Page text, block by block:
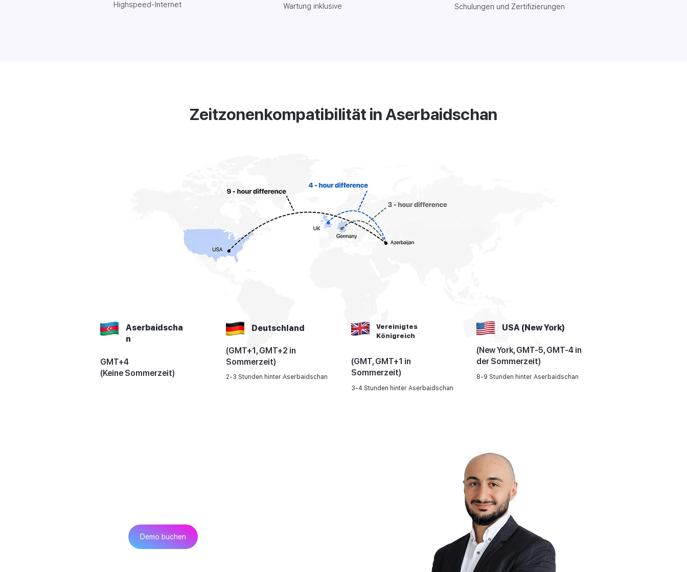
Highspeed-Internet
Wartung inklusive
Schulungen und Zertifizierungen
Zeitzonenkompatibilität in Aserbaidschan
Aserbaidscha
n
GMT+4
(Keine Sommerzeit)
Deutschland
(GMT+1, GMT+2 in
Sommerzeit)
2-3 Stunden hinter Aserbaidschan
Vereinigtes
Königreich
(GMT, GMT+1 in
Sommerzeit)
3-4 Stunden hinter Aserbaidschan
USA (New York)
(New York, GMT-5, GMT-4 in
der Sommerzeit)
8-9 Stunden hinter Aserbaidschan
Demo buchen